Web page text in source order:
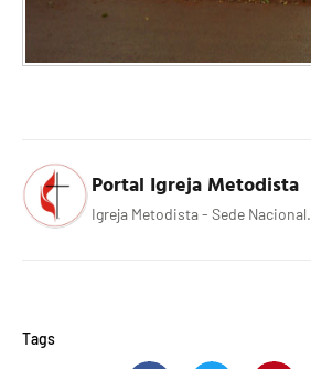
Portal Igreja Metodista
Igreja Metodista - Sede Nacional.
Tags